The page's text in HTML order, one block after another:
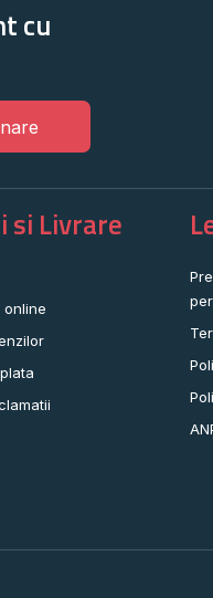
cu
si Livrare
online